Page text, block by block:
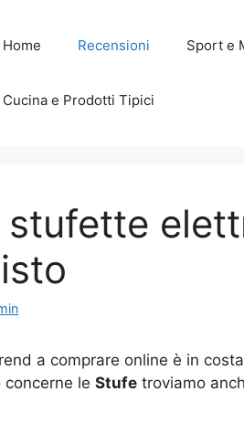
Home Recensioni Sport e
Cucina e Prodotti Tipici
a comprare online è in
le Stufe troviamo